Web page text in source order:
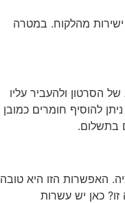
ישירות מהלקוח. במטרה
הסרטון ולהעביר עליו
להוסיף חומרים כמובן
בתשלום.
האפשרות הזו היא טובה
כאן יש עשרות